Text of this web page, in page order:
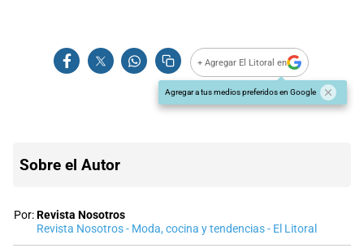
+ Agregar El Litoral en
Agregar a tus medios preferidos en Google
Sobre el Autor
Por:Revista Nosotros
Revista Nosotros - Moda, cocina y tendencias - El Litoral